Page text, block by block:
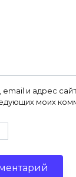
и адрес
моих